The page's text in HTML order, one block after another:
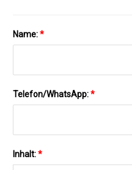
Name:*
Telefon/WhatsApp:*
Inhalt:*